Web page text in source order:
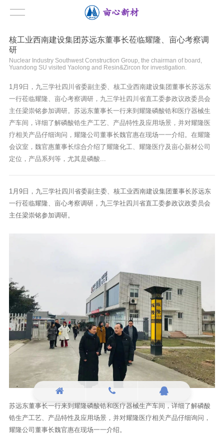
核工业西南建设集团苏远东董事长莅临耀隆、亩心考察调
研
Nuclear Industry Southwest Construction Group, the chairman of board,
Yuandong SU visited Yaolong and Resin&Zircon for investigation.
1月9日，九三学社四川省委副主委、核工业西南建设集团董事长苏远东
一行莅临耀隆、亩心考察调研，九三学社四川省直工委参政议政委员会
主任梁崇铭参加调研。苏远东董事长一行来到耀隆磷酸锆和医疗器械生
产车间，详细了解磷酸锆生产工艺、产品特性及应用场景，并对耀隆医
疗相关产品仔细询问，耀隆公司董事长魏官惠在现场一一介绍。在耀隆
会议室，魏官惠董事长综合介绍了耀隆化工、耀隆医疗及亩心新材公司
定位，产品系列等，尤其是磷酸...
1月9日，九三学社四川省委副主委、核工业西南建设集团董事长苏远东
一行莅临耀隆、亩心考察调研，九三学社四川省直工委参政议政委员会
主任梁崇铭参加调研。
苏远东董事长一行来到耀隆磷酸锆和医疗器械生产车间，详细了解磷酸
锆生产工艺、产品特性及应用场景，并对耀隆医疗相关产品仔细询问，
耀隆公司董事长魏官惠在现场一一介绍。